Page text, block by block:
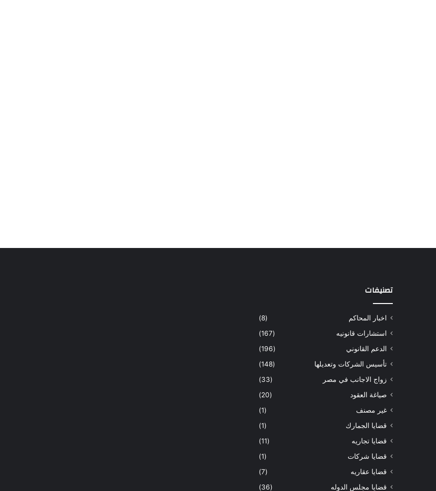
تصنيفات
اخبار المحاكم
(8)
استشارات قانونيه
(167)
الدعم القانوني
(196)
تأسيس الشركات وتعديلها
(148)
زواج الاجانب في مصر
(33)
صياغة العقود
(20)
غير مصنف
(1)
قضايا الجمارك
(1)
قضايا تجاريه
(11)
قضايا شركات
(1)
قضايا عقاريه
(7)
قضايا مجلس الدوله
(36)